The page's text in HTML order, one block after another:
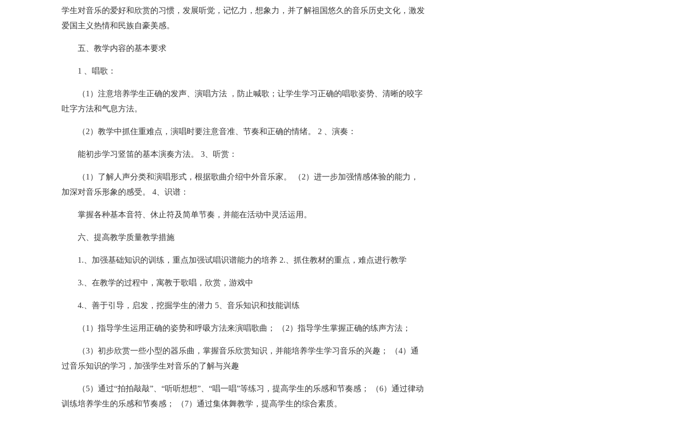
学生对音乐的爱好和欣赏的习惯，发展听觉，记忆力，想象力，并了解祖国悠久的音乐历史文化，激发
爱国主义热情和民族自豪美感。
五、教学内容的基本要求
1 、唱歌：
（1）注意培养学生正确的发声、演唱方法 ，防止喊歌；让学生学习正确的唱歌姿势、清晰的咬字
吐字方法和气息方法。
（2）教学中抓住重难点，演唱时要注意音准、节奏和正确的情绪。 2 、演奏：
能初步学习竖笛的基本演奏方法。 3、听赏：
（1）了解人声分类和演唱形式，根据歌曲介绍中外音乐家。 （2）进一步加强情感体验的能力，
加深对音乐形象的感受。 4、识谱：
掌握各种基本音符、休止符及简单节奏，并能在活动中灵活运用。
六、提高教学质量教学措施
1.、加强基础知识的训练，重点加强试唱识谱能力的培养 2.、抓住教材的重点，难点进行教学
3.、在教学的过程中，寓教于歌唱，欣赏，游戏中
4.、善于引导，启发，挖掘学生的潜力 5、音乐知识和技能训练
（1）指导学生运用正确的姿势和呼吸方法来演唱歌曲； （2）指导学生掌握正确的练声方法；
（3）初步欣赏一些小型的器乐曲，掌握音乐欣赏知识，并能培养学生学习音乐的兴趣； （4）通
过音乐知识的学习，加强学生对音乐的了解与兴趣
（5）通过“拍拍敲敲”、“听听想想”、“唱一唱”等练习，提高学生的乐感和节奏感； （6）通过律动
训练培养学生的乐感和节奏感； （7）通过集体舞教学，提高学生的综合素质。